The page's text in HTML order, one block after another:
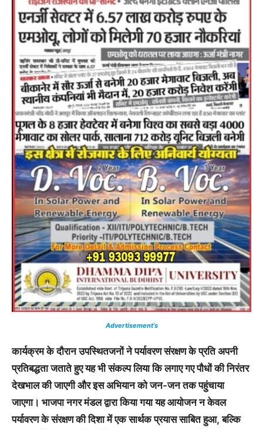
Advertisement’s
कार्यक्रम के दौरान उपस्थितजनों ने पर्यावरण संरक्षण के प्रति अपनी
प्रतिबद्धता जताते हुए यह भी संकल्प लिया कि लगाए गए पौधों की निरंतर
देखभाल की जाएगी और इस अभियान को जन-जन तक पहुंचाया
जाएगा। भाजपा नगर मंडल द्वारा किया गया यह आयोजन न केवल
पर्यावरण के संरक्षण की दिशा में एक सार्थक प्रयास साबित हुआ, बल्कि